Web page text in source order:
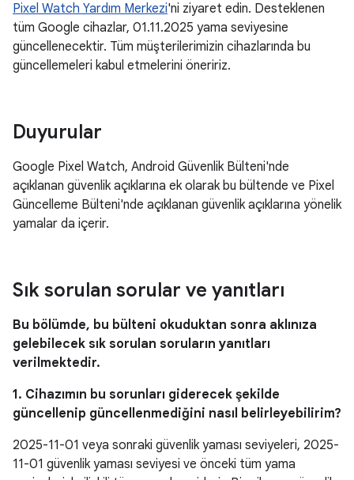
Pixel Watch Yardım Merkezi'ni ziyaret edin. Desteklenen
tüm Google cihazlar, 01.11.2025 yama seviyesine
güncellenecektir. Tüm müşterilerimizin cihazlarında bu
güncellemeleri kabul etmelerini öneririz.
Duyurular
Google Pixel Watch, Android Güvenlik Bülteni'nde
açıklanan güvenlik açıklarına ek olarak bu bültende ve Pixel
Güncelleme Bülteni'nde açıklanan güvenlik açıklarına yönelik
yamalar da içerir.
Sık sorulan sorular ve yanıtları
Bu bölümde, bu bülteni okuduktan sonra aklınıza
gelebilecek sık sorulan soruların yanıtları
verilmektedir.
1. Cihazımın bu sorunları giderecek şekilde
güncellenip güncellenmediğini nasıl belirleyebilirim?
2025-11-01 veya sonraki güvenlik yaması seviyeleri, 2025-
11-01 güvenlik yaması seviyesi ve önceki tüm yama